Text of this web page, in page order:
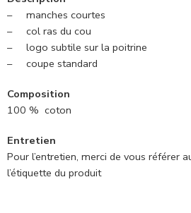
– manches courtes
– col ras du cou
– logo subtile sur la poitrine
– coupe standard
Composition
100 % coton
Entretien
Pour l’entretien, merci de vous référer
l’étiquette du produit